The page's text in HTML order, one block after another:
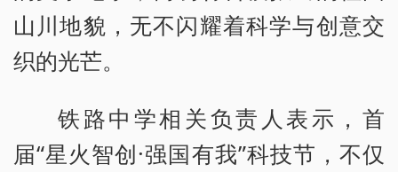
山川地貌，无不闪耀着科学与创意交
织的光芒。
铁路中学相关负责人表示，首
届“星火智创·强国有我”科技节，不仅